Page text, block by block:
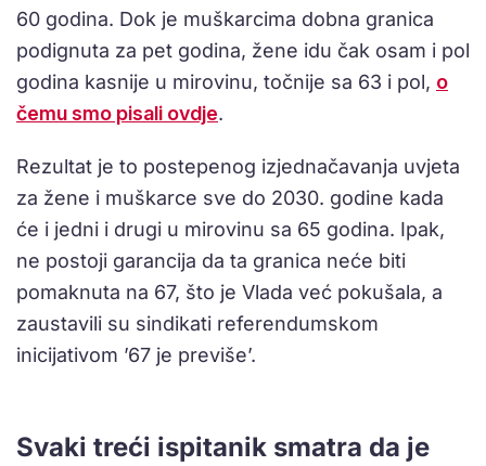
60 godina. Dok je muškarcima dobna granica
podignuta za pet godina, žene idu čak osam i pol
godina kasnije u mirovinu, točnije sa 63 i pol, o
čemu smo pisali ovdje.
Rezultat je to postepenog izjednačavanja uvjeta
za žene i muškarce sve do 2030. godine kada
će i jedni i drugi u mirovinu sa 65 godina. Ipak,
ne postoji garancija da ta granica neće biti
pomaknuta na 67, što je Vlada već pokušala, a
zaustavili su sindikati referendumskom
inicijativom ’67 je previše’.
Svaki treći ispitanik smatra da je